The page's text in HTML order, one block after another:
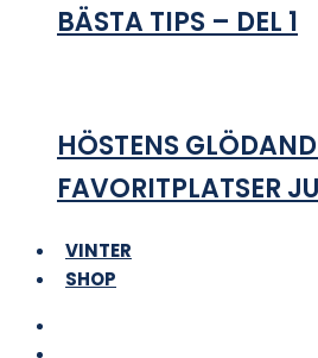
BÄSTA TIPS – DEL 1
HÖSTENS
FAVORITPLATSER
VINTER
SHOP